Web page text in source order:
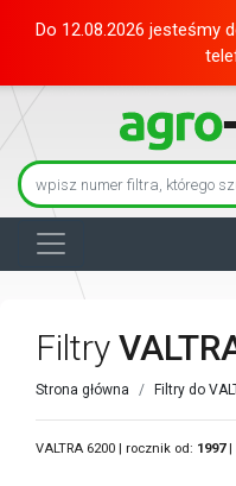
Do 12.08.2026 jesteśmy
Filtry
Strona główna Filtry do
VALTRA 6200 | rocznik od: 1997|